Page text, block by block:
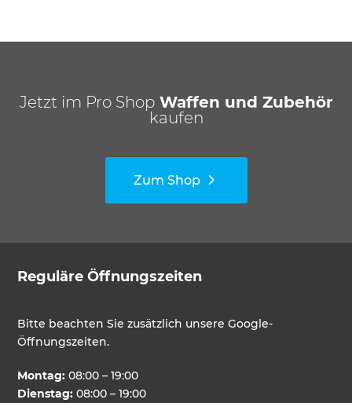
Jetzt im Pro Shop Waffen und Zubehör
kaufen
Zum Shop
Reguläre Öffnungszeiten
Bitte beachten Sie zusätzlich unsere Google-
Öffnungszeiten.
Montag: 08:00 – 19:00
Dienstag: 08:00 – 19:00